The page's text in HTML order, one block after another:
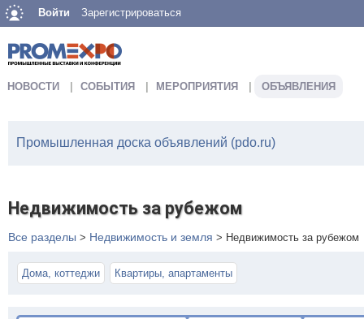
Войти Зарегистрироваться
НОВОСТИ СОБЫТИЯ МЕРОПРИЯТИЯ ОБЪЯВЛЕНИЯ
Промышленная доска объявлений (pdo.ru)
Недвижимость за рубежом
Все разделы > Недвижимость и земля > Недвижимость за рубежом
Дома, коттеджи Квартиры, апартаменты